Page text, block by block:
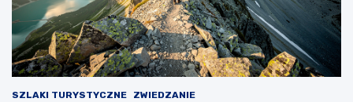
SZLAKI TURYSTYCZNE ZWIEDZANIE